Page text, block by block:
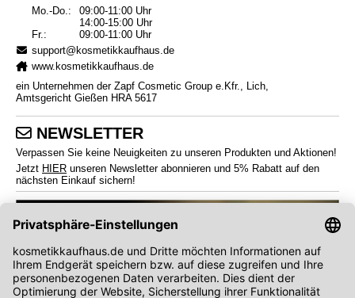
Mo.-Do.:
09:00-11:00 Uhr
14:00-15:00 Uhr
Fr.:
09:00-11:00 Uhr
support@kosmetikkaufhaus.de
www.kosmetikkaufhaus.de
ein Unternehmen der Zapf Cosmetic Group e.Kfr., Lich,
Amtsgericht Gießen HRA 5617
NEWSLETTER
Verpassen Sie keine Neuigkeiten zu unseren Produkten und Aktionen!
Jetzt HIER unseren Newsletter abonnieren und 5% Rabatt auf den
nächsten Einkauf sichern!